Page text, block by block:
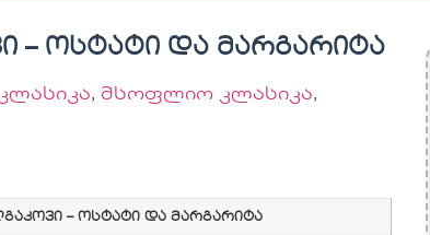
– ოსტატი და მარგარიტა
, მსოფლიო კლასიკა,
– ოსტატი და მარგარიტა